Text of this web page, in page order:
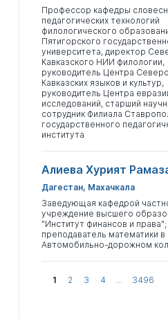
Профессор кафедры
педагогических технологий
филологического
Пятигорского
университета, директор
Кавказского НИИ филологии,
руководитель Центра
Кавказских языков и культур,
руководитель Центра
исследований, старший
сотрудник Филиала
государственного
института
Алиева Хурият
Дагестан, Махачкала
Заведующая кафедрой
учреждение высшего
"Институт финансов и права";
преподаватель математики в
Автомобильно-дорожном
1 2 3 4 ... 3496